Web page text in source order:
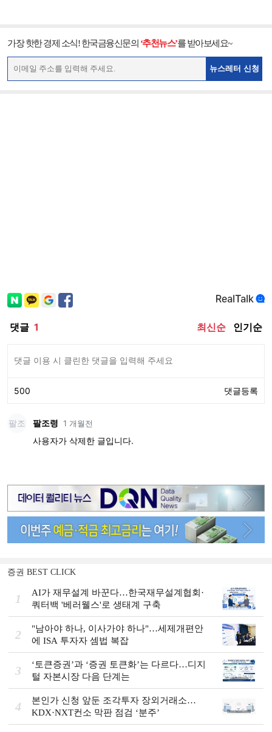
가장 핫한 경제 소식! 한국금융신문의 ‘추천뉴스’를 받아보세요~
뉴스레터 신청
증권 BEST CLICK
1
AI가 재무설계 바꾼다…한국재무설계협회·
쿼터백 '베러웰스'로 생태계 구축
2
"남아야 하나, 이사가야 하나"…세제개편안
에 ISA 투자자 셈법 복잡
3
‘토큰증권’과 ‘증권 토큰화’는 다르다…디지
털 자본시장 다음 단계는
4
본인가 신청 앞둔 조각투자 장외거래소…
KDX·NXT컨소 막판 점검 ‘분주’